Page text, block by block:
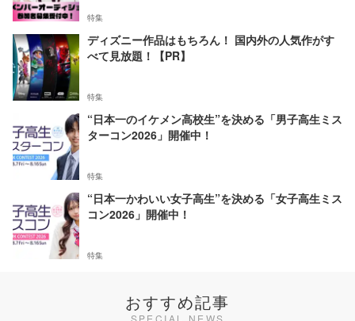
特集
ディズニー作品はもちろん！ 国内外の人気作がす
べて見放題！【PR】
特集
“日本一のイケメン高校生”を決める「男子高生ミス
ターコン2026」開催中！
特集
“日本一かわいい女子高生”を決める「女子高生ミス
コン2026」開催中！
特集
おすすめ記事
SPECIAL NEWS